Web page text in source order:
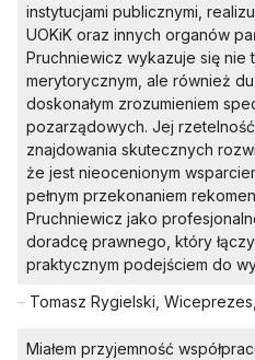
instytucjami publicznymi,
UOKiK oraz innych organów
Pruchniewicz wykazuje się nie
merytorycznym, ale również
doskonałym zrozumieniem
pozarządowych. Jej
znajdowania skutecznych
że jest nieocenionym
pełnym przekonaniem
Pruchniewicz jako
doradcę prawnego, który
praktycznym podejściem do
– Tomasz Rygielski,
Miałem przyjemność